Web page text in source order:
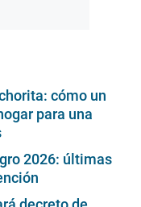
cómo un
para una
2026: últimas